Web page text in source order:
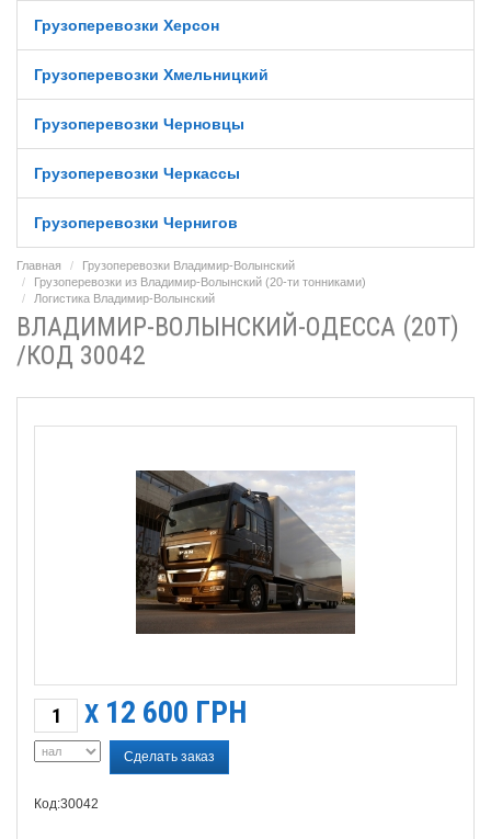
Грузоперевозки Херсон
Грузоперевозки Хмельницкий
Грузоперевозки Черновцы
Грузоперевозки Черкассы
Грузоперевозки Чернигов
Главная
Грузоперевозки Владимир-Волынский
Грузоперевозки из Владимир-Волынский (20-ти тонниками)
Логистика Владимир-Волынский
ВЛАДИМИР-ВОЛЫНСКИЙ-ОДЕССА (20Т)
/КОД 30042
X 12 600 ГРН
Сделать заказ
Код:30042